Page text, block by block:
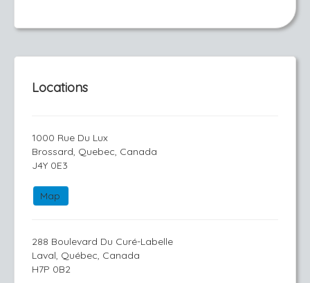
Locations
1000 Rue Du Lux
Brossard, Quebec, Canada
J4Y 0E3
Map
288 Boulevard Du Curé-Labelle
Laval, Québec, Canada
H7P 0B2